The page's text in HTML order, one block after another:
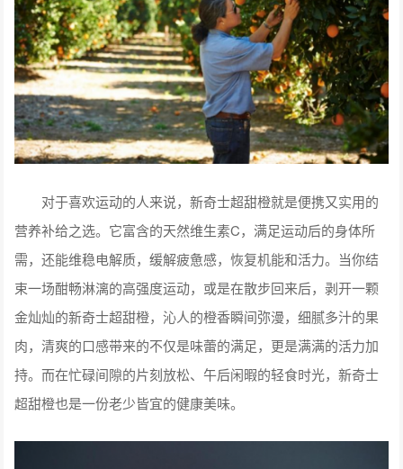
对于喜欢运动的人来说，新奇士超甜橙就是便携又实用的
营养补给之选。它富含的天然维生素C，满足运动后的身体所
需，还能维稳电解质，缓解疲惫感，恢复机能和活力。当你结
束一场酣畅淋漓的高强度运动，或是在散步回来后，剥开一颗
金灿灿的新奇士超甜橙，沁人的橙香瞬间弥漫，细腻多汁的果
肉，清爽的口感带来的不仅是味蕾的满足，更是满满的活力加
持。而在忙碌间隙的片刻放松、午后闲暇的轻食时光，新奇士
超甜橙也是一份老少皆宜的健康美味。